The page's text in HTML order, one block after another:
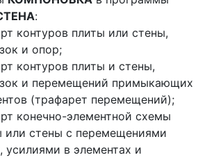
:
контуров плиты или стены,
и опор;
контуров плиты и стены,
и перемещений примыкающих
(трафарет перемещений);
конечно-элементной схемы
или стены с перемещениями
усилиями в элементах и